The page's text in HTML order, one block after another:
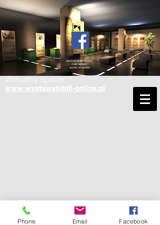
Wirtualny spacer
www.wystawabiblii-online.pl
Phone Email Facebook